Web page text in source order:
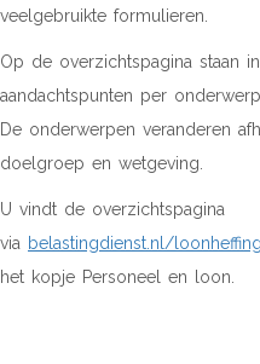
veelgebruikte formulieren.
Op de overzichtspagina staan
aandachtspunten per onderwerp.
De onderwerpen veranderen
doelgroep en wetgeving.
U vindt de overzichtspagina
via belastingdienst.nl/
het kopje Personeel en loon.